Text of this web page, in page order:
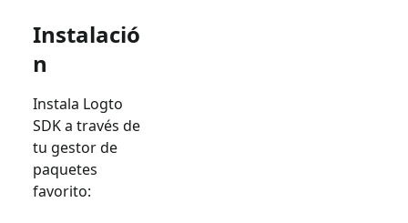
Instalació
n
Instala Logto
SDK a través de
tu gestor de
paquetes
favorito: